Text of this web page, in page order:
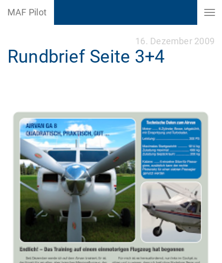
MAF Pilot
16. Dezember 2009
Rundbrief Seite 3+4